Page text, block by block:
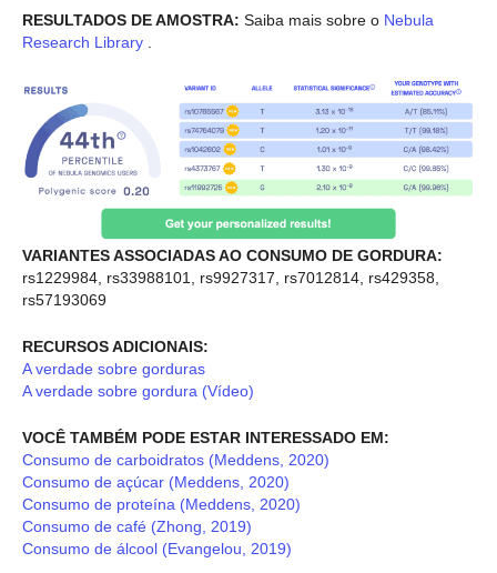
RESULTADOS DE AMOSTRA: Saiba mais sobre o Nebula
Research Library
VARIANTES ASSOCIADAS AO CONSUMO DE GORDURA:
rs1229984, rs33988101, rs9927317, rs7012814, rs429358,
rs57193069
RECURSOS ADICIONAIS:
A verdade sobre gorduras
A verdade sobre gordura (Vídeo)
VOCÊ TAMBÉM PODE ESTAR INTERESSADO EM:
Consumo de carboidratos (Meddens, 2020)
Consumo de açúcar (Meddens, 2020)
Consumo de proteína (Meddens, 2020)
Consumo de café (Zhong, 2019)
Consumo de álcool (Evangelou, 2019)